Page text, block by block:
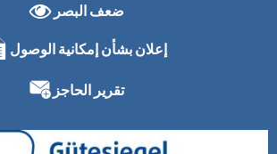
ضعف البصر
إعلان بشأن إمكانية الوصول
تقرير الحاجز